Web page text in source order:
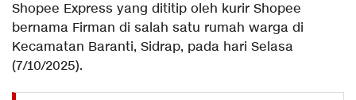
Shopee Express yang dititip oleh kurir Shopee
bernama Firman di salah satu rumah warga di
Kecamatan Baranti, Sidrap, pada hari Selasa
(7/10/2025).